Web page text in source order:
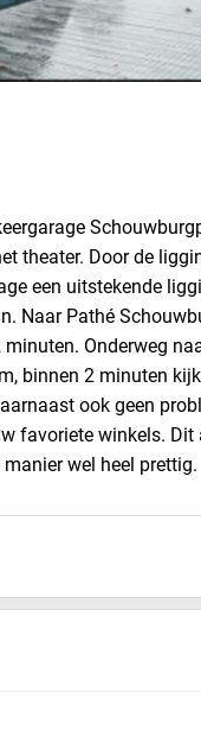
theater. Door de
een uitstekende
Naar Pathé
Onderweg
binnen 2 minuten
ook geen
favoriete winkels. Dit
wel heel prettig.